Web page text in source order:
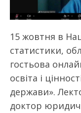
15 жовтня в
статистики,
гостьова
освіта і
держави».
доктор